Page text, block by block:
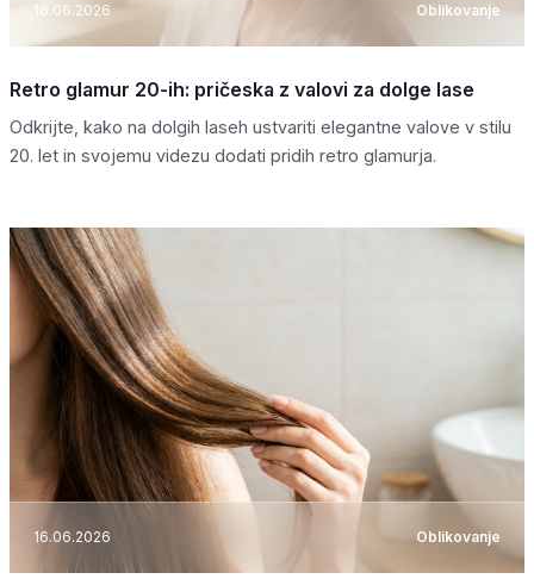
16.06.2026 Oblikovanje
Retro glamur 20-ih: pričeska z valovi za dolge lase
Odkrijte, kako na dolgih laseh ustvariti elegantne valove v stilu
20. let in svojemu videzu dodati pridih retro glamurja.
16.06.2026 Oblikovanje